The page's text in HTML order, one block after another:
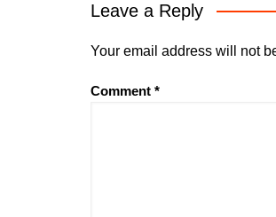
Leave a Reply
Your email address will not
Comment *